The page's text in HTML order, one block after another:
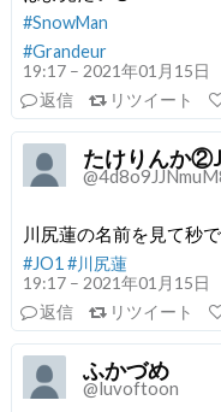
#SnowMan
#Grandeur
19:17 – 2021年01月15日
返信
リツイート
たけりんか
川尻蓮の名前を見て秒
#JO1 #川尻蓮
19:17 – 2021年01月15日
返信
リツイート
ふかづめ
@luvoftoon